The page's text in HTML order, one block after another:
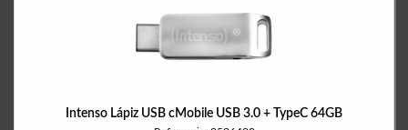
Intenso Lápiz USB cMobile USB 3.0 + TypeC 64GB